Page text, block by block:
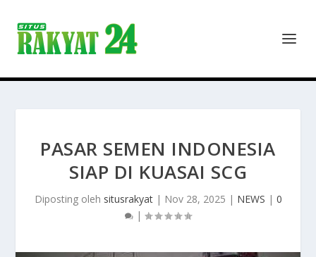
PASAR SEMEN INDONESIA
SIAP DI KUASAI SCG
Diposting oleh situsrakyat| Nov 28, 2025 | NEWS | 0
|